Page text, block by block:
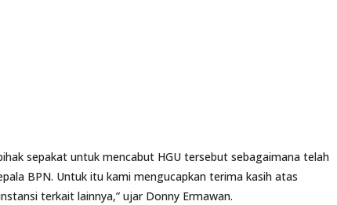
sepakat untuk mencabut HGU tersebut sebagaimana telah
BPN. Untuk itu kami mengucapkan terima kasih atas
terkait lainnya,” ujar Donny Ermawan.